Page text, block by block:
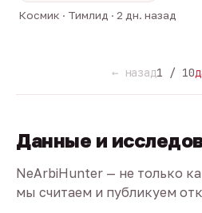
Космик · Тимлид · 2 дн. назад
← назад1 / 10
Данные и
NeArbiHunter — не только
мы считаем и публикуем